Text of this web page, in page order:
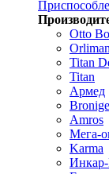
Otto
Orliman
Titan
Titan
Армед
Amros
Мега-
Karma